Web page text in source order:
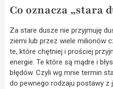
Co oznacza „stara
Za stare dusze nie przyjmuję
ziemi lub przez wiele milionów
te, które chętniej i prościej
energie. Te które są mądre i
błędów. Czyli wg mnie termin
do pewnego rodzaju postawy z